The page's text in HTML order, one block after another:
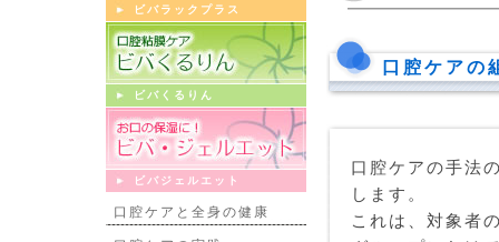
口腔ケアの
口腔ケアの手法
します。
これは、対象者
ビバラックプラス
ビバくるりん
ビバジェルエット
口腔ケアと全身の健康